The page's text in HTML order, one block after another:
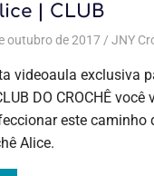
exclusivas,Coleção
| CLUB
outubro de 2017 JNY
videoaula exclusiva
DO CROCHÊ você
este caminho
Alice.